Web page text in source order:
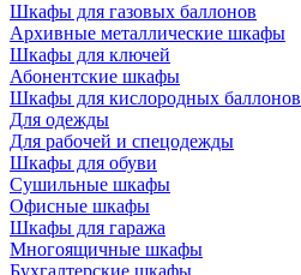
Шкафы для газовых баллонов
Архивные металлические шкафы
Шкафы для ключей
Абонентские шкафы
Шкафы для кислородных баллонов
Для одежды
Для рабочей и спецодежды
Шкафы для обуви
Сушильные шкафы
Офисные шкафы
Шкафы для гаража
Многоящичные шкафы
Бухгалтерские шкафы